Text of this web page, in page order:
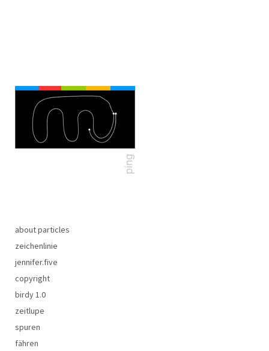
about particles
zeichenlinie
jennifer.five
copyright
birdy 1.0
zeitlupe
spuren
fähren